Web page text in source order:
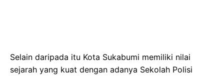
Selain daripada itu Kota Sukabumi memiliki nilai
sejarah yang kuat dengan adanya Sekolah Polisi